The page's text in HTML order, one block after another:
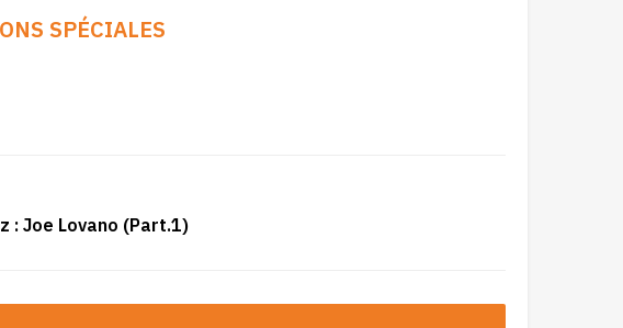
SPÉCIALES
: Joe Lovano (Part.1)